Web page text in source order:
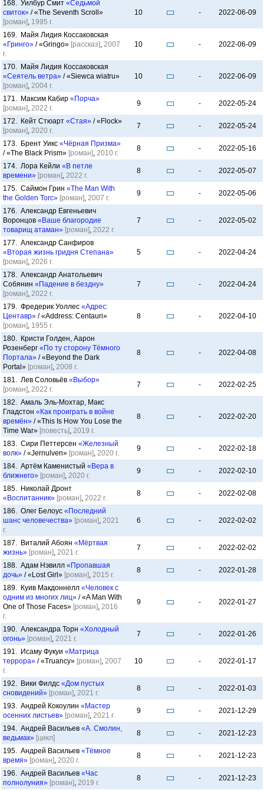
168. Уилбур Смит «Седьмой
свиток» / «The Seventh Scroll»
[роман], 1995 г.
10 - 2022-06-09
169. Майя Лидия Коссаковская
«Гринго» / «Gringo» [рассказ], 2007
г.
10 - 2022-06-09
170. Майя Лидия Коссаковская
«Сеятель ветра» / «Siewca wiatru»
[роман], 2004 г.
10 - 2022-06-09
171. Максим Кабир «Порча»
[роман], 2022 г.
9 - 2022-05-24
172. Кейт Стюарт «Стая» / «Flock»
[роман], 2020 г.
7 - 2022-05-24
173. Брент Уикс «Чёрная Призма»
/ «The Black Prism» [роман], 2010 г.
8 - 2022-05-16
174. Лора Кейли «В петле
времени» [роман], 2022 г.
8 - 2022-05-07
175. Саймон Грин «The Man With
the Golden Torc» [роман], 2007 г.
9 - 2022-05-06
176. Александр Евгеньевич
Воронцов «Ваше благородие
товарищ атаман» [роман], 2022 г.
7 - 2022-05-02
177. Александр Санфиров
«Вторая жизнь гридня Степана»
[роман], 2026 г.
5 - 2022-04-24
178. Александр Анатольевич
Собянин «Падение в бездну»
[роман], 2022 г.
7 - 2022-04-24
179. Фредерик Уоллес «Адрес:
Центавр» / «Address: Centauri»
[роман], 1955 г.
8 - 2022-04-10
180. Кристи Голден, Аарон
Розенберг «По ту сторону Тёмного
Портала» / «Beyond the Dark
Portal» [роман], 2008 г.
8 - 2022-04-08
181. Лев Соловьёв «Выбор»
[роман], 2022 г.
7 - 2022-02-25
182. Амаль Эль-Мохтар, Макс
Гладстон «Как проиграть в войне
времён» / «This Is How You Lose the
Time War» [повесть], 2019 г.
8 - 2022-02-20
183. Сири Петтерсен «Железный
волк» / «Jernulven» [роман], 2020 г.
9 - 2022-02-18
184. Артём Каменистый «Вера в
ближнего» [роман], 2020 г.
9 - 2022-02-10
185. Николай Дронт
«Воспитанник» [роман], 2022 г.
8 - 2022-02-08
186. Олег Белоус «Последний
шанс человечества» [роман], 2021
г.
6 - 2022-02-02
187. Виталий Абоян «Мёртвая
жизнь» [роман], 2021 г.
7 - 2022-02-02
188. Адам Нэвилл «Пропавшая
дочь» / «Lost Girl» [роман], 2015 г.
8 - 2022-01-28
189. Куив Макдоннелл «Человек с
одним из многих лиц» / «A Man With
One of Those Faces» [роман], 2016
г.
9 - 2022-01-27
190. Александра Торн «Холодный
огонь» [роман], 2021 г.
7 - 2022-01-26
191. Исаму Фукуи «Матрица
террора» / «Truancy» [роман], 2007
г.
10 - 2022-01-17
192. Вики Филдс «Дом пустых
сновидений» [роман], 2021 г.
8 - 2022-01-03
193. Андрей Кокоулин «Мастер
осенних листьев» [роман], 2021 г.
9 - 2021-12-29
194. Андрей Васильев «А. Смолин,
ведьмак» [цикл]
8 - 2021-12-23
195. Андрей Васильев «Тёмное
время» [роман], 2020 г.
8 - 2021-12-23
196. Андрей Васильев «Час
полнолуния» [роман], 2019 г.
8 - 2021-12-23